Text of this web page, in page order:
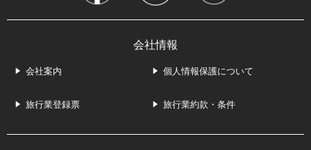
会社情報
会社案内 個人情報保護について
旅行業登録票 旅行業約款・条件